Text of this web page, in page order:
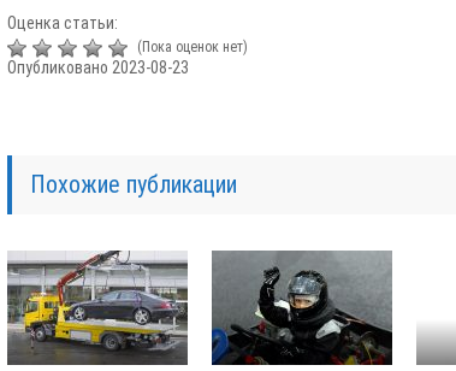
Оценка статьи:
(Пока оценок нет)
Опубликовано 2023-08-23
Похожие публикации